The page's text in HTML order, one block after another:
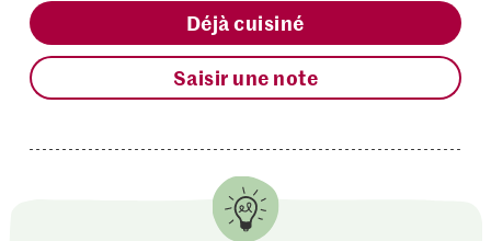
Déjà cuisiné
Saisir une note